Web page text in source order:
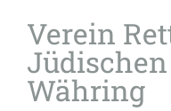
Verein
Währing